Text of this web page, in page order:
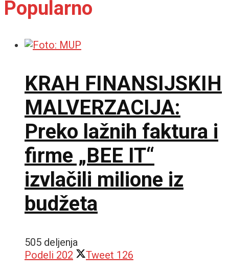
Popularno
KRAH FINANSIJSKIH
MALVERZACIJA:
Preko lažnih faktura i
firme „BEE IT“
izvlačili milione iz
budžeta
505 deljenja
Podeli 202 Tweet 126